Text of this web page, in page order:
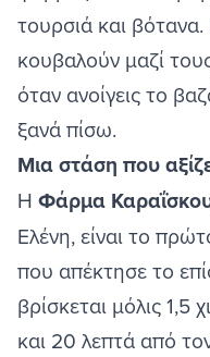
τουρσιά και
κουβαλούν μαζί
όταν ανοίγεις το
ξανά πίσω.
Μια στάση που
Η Φάρμα
Ελένη, είναι το
που απέκτησε το
βρίσκεται μόλις 1,5
και 20 λεπτά από